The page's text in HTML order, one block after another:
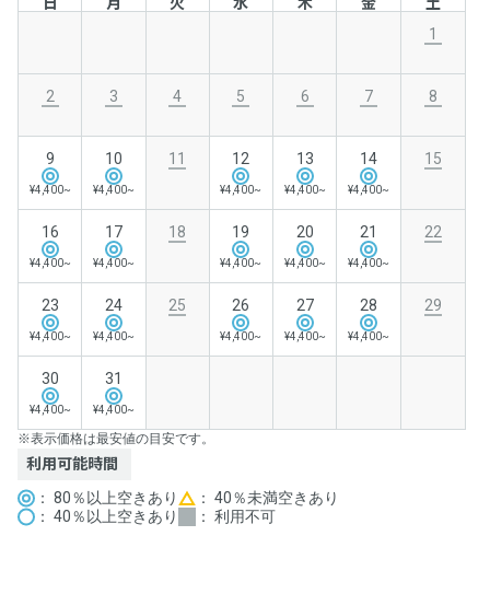
1
2 3 4 5 6 7 8
9
¥4,400~
10
¥4,400~
11 12
¥4,400~
13
¥4,400~
14
¥4,400~
15
16
¥4,400~
17
¥4,400~
18 19
¥4,400~
20
¥4,400~
21
¥4,400~
22
23
¥4,400~
24
¥4,400~
25 26
¥4,400~
27
¥4,400~
28
¥4,400~
29
30
¥4,400~
31
¥4,400~
※表示価格は最安値の目安です。
利用可能時間
： 80％以上空きあり
： 40％以上空きあり
： 40％未満空きあり
： 利用不可